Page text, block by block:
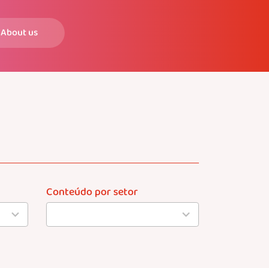
About us
Conteúdo por setor
22
results